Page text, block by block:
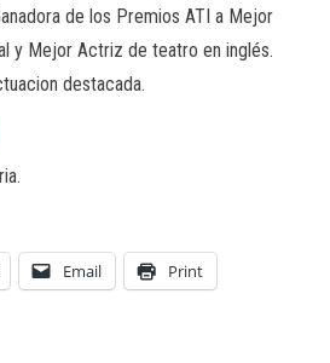
de los Premios ATI a Mejor
y Mejor Actriz de teatro en inglés.
destacada.
Email Print